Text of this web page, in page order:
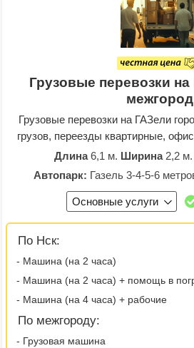
Грузовые перевозки
межгород
Грузовые перевозки на ГАЗели
грузов, переезды квартирные,
Длина6,1 м. Ширина2,2 м.
Автопарк: Газель 3-4-5-6
Основные услуги
По Нск:
- Машина (на 2 часа)
- Машина (на 2 часа) + помощь в
- Машина (на 4 часа) + рабочие
По межгороду:
- Грузовая машина